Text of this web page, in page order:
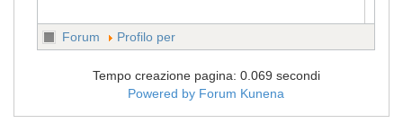
Forum Profilo per
Tempo creazione pagina: 0.069 secondi
Powered by Forum Kunena